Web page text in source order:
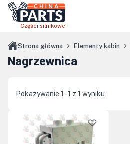
Przejdź do treści głównej
Części silnikowe
Strona główna Elementy kabin
Nagrzewnica
Pokazywanie 1 - 1 z 1 wyniku